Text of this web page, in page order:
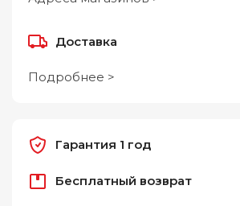
Доставка
Подробнее >
Гарантия 1 год
Бесплатный возврат